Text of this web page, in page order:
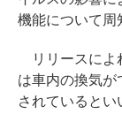
機能について周
リリースによ
は車内の換気が
されているとい